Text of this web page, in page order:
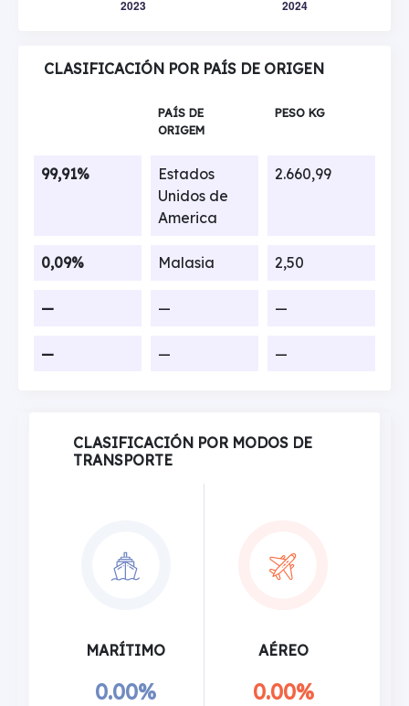
CLASIFICACIÓN POR PAÍS DE ORIGEN
PAÍS DE
ORIGEM
PESO KG
99,91%
Estados
Unidos de
America
2.660,99
0,09% Malasia 2,50
— — —
— — —
CLASIFICACIÓN POR MODOS DE
TRANSPORTE
MARÍTIMO
0.00%
AÉREO
0.00%